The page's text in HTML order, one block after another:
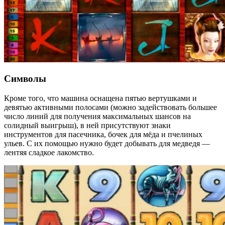
Символы
Кроме того, что машина оснащена пятью вертушками и
девятью активными полосами (можно задействовать большее
число линий для получения максимальных шансов на
солидный выигрыш), в ней присутствуют знаки
инструментов для пасечника, бочек для мёда и пчелиных
ульев. С их помощью нужно будет добывать для медведя —
лентяя сладкое лакомство.